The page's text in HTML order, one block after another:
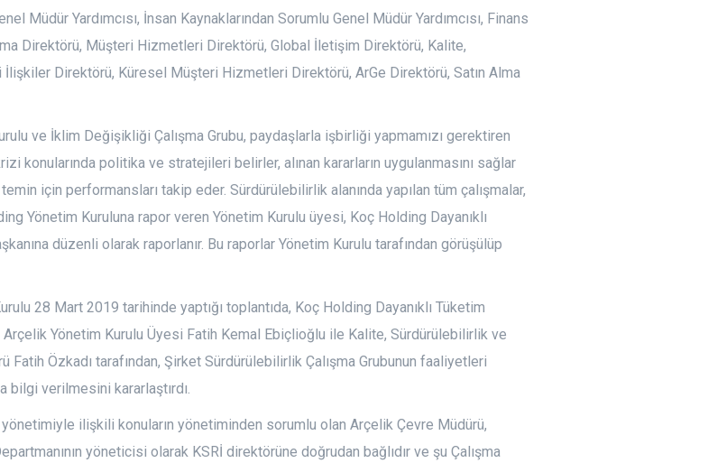
Müdür Yardımcısı, İnsan Kaynaklarından Sorumlu Genel Müdür Yardımcısı, Finans
Direktörü, Müşteri Hizmetleri Direktörü, Global İletişim Direktörü, Kalite,
Direktörü, Küresel Müşteri Hizmetleri Direktörü, ArGe Direktörü, Satın Alma
ve İklim Değişikliği Çalışma Grubu, paydaşlarla işbirliği yapmamızı gerektiren
konularında politika ve stratejileri belirler, alınan kararların uygulanmasını sağlar
için performansları takip eder. Sürdürülebilirlik alanında yapılan tüm çalışmalar,
Yönetim Kuruluna rapor veren Yönetim Kurulu üyesi, Koç Holding Dayanıklı
düzenli olarak raporlanır. Bu raporlar Yönetim Kurulu tarafından görüşülüp
28 Mart 2019 tarihinde yaptığı toplantıda, Koç Holding Dayanıklı Tüketim
Arçelik Yönetim Kurulu Üyesi Fatih Kemal Ebiçlioğlu ile Kalite, Sürdürülebilirlik ve
Fatih Özkadı tarafından, Şirket Sürdürülebilirlik Çalışma Grubunun faaliyetleri
bilgi verilmesini kararlaştırdı.
ilişkili konuların yönetiminden sorumlu olan Arçelik Çevre Müdürü,
yöneticisi olarak KSRİ direktörüne doğrudan bağlıdır ve şu Çalışma